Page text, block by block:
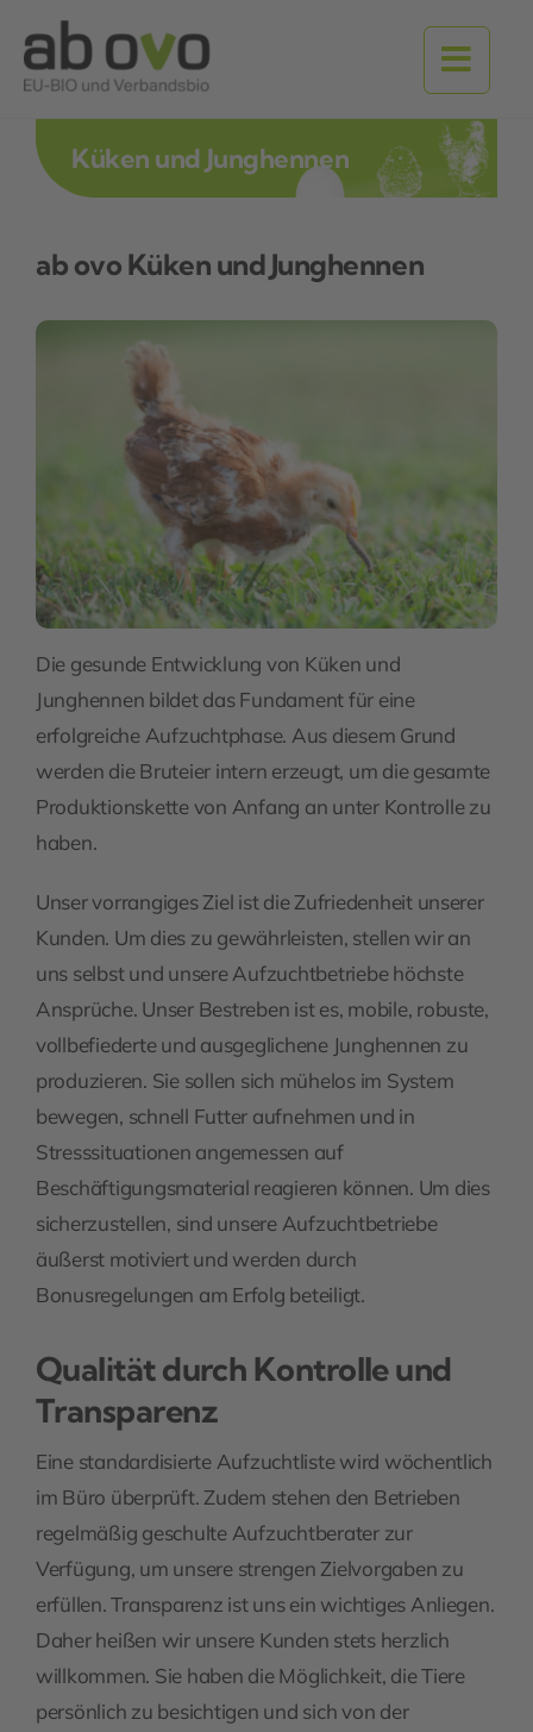
Inhalt
springen
Küken und Junghennen
ab ovo Küken und Junghennen
Die gesunde Entwicklung von Küken und
Junghennen bildet das Fundament für eine
erfolgreiche Aufzuchtphase. Aus diesem Grund
werden die Bruteier intern erzeugt, um die gesamte
Produktionskette von Anfang an unter Kontrolle zu
haben.
Unser vorrangiges Ziel ist die Zufriedenheit unserer
Kunden. Um dies zu gewährleisten, stellen wir an
uns selbst und unsere Aufzuchtbetriebe höchste
Ansprüche. Unser Bestreben ist es, mobile, robuste,
vollbefiederte und ausgeglichene Junghennen zu
produzieren. Sie sollen sich mühelos im System
bewegen, schnell Futter aufnehmen und in
Stresssituationen angemessen auf
Beschäftigungsmaterial reagieren können. Um dies
sicherzustellen, sind unsere Aufzuchtbetriebe
äußerst motiviert und werden durch
Bonusregelungen am Erfolg beteiligt.
Qualität durch Kontrolle und
Transparenz
Eine standardisierte Aufzuchtliste wird wöchentlich
im Büro überprüft. Zudem stehen den Betrieben
regelmäßig geschulte Aufzuchtberater zur
Verfügung, um unsere strengen Zielvorgaben zu
erfüllen. Transparenz ist uns ein wichtiges Anliegen.
Daher heißen wir unsere Kunden stets herzlich
willkommen. Sie haben die Möglichkeit, die Tiere
persönlich zu besichtigen und sich von der